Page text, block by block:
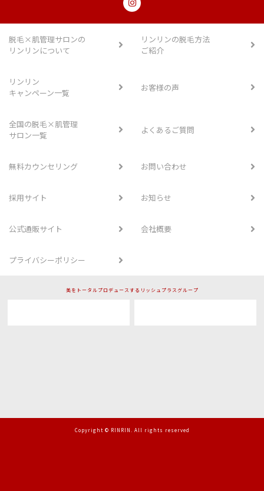
脱毛×肌管理サロンの
リンリンについて
リンリンの脱毛方法
ご紹介
リンリン
キャンペーン一覧
お客様の声
全国の脱毛×肌管理
サロン一覧
よくあるご質問
無料カウンセリング お問い合わせ
採用サイト お知らせ
公式通販サイト 会社概要
プライバシーポリシー
美をトータルプロデュースするリッシュプラスグループ
Copyright © RINRIN. All rights reserved